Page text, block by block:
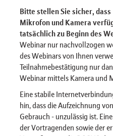
Bitte stellen Sie sicher,
Mikrofon und Kamera
tatsächlich zu Beginn des
Webinar nur nachvollzogen
des Webinars von Ihnen
Teilnahmebestätigung nur
Webinar mittels Kamera und
Eine stabile
hin, dass die Aufzeichnung
Gebrauch - unzulässig ist.
der Vortragenden sowie der